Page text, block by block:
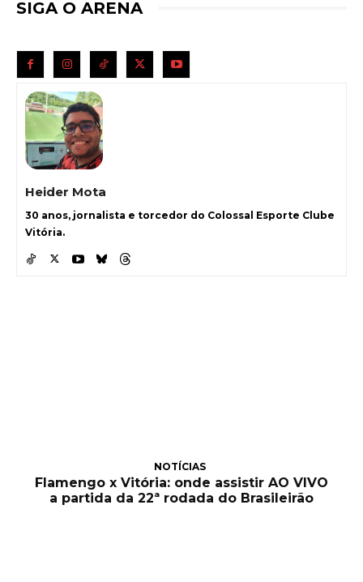
SIGA O ARENA
Heider Mota
30 anos, jornalista e torcedor do Colossal Esporte Clube
Vitória.
NOTÍCIAS
Flamengo x Vitória: onde assistir AO VIVO
a partida da 22ª rodada do Brasileirão